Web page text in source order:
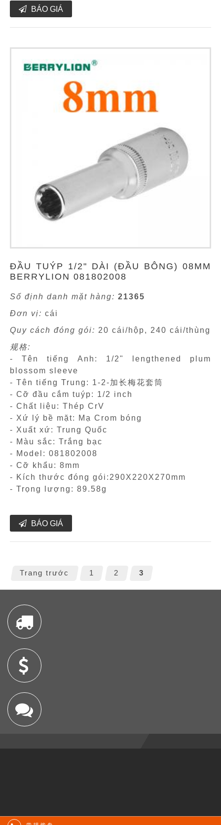
BÁO GIÁ
ĐẦU TUÝP 1/2" DÀI (ĐẦU BÔNG) 08MM
BERRYLION 081802008
Số định danh mặt hàng: 21365
Đơn vị: cái
Quy cách đóng gói: 20 cái/hộp, 240 cái/thùng
规格:
- Tên tiếng Anh: 1/2" lengthened plum
blossom sleeve
- Tên tiếng Trung: 1-2-加长梅花套筒
- Cỡ đầu cắm tuýp: 1/2 inch
- Chất liệu: Thép CrV
- Xứ lý bề mặt: Mạ Crom bóng
- Xuất xứ: Trung Quốc
- Màu sắc: Trắng bạc
- Model: 081802008
- Cỡ khẩu: 8mm
- Kích thước đóng gói:290X220X270mm
- Trọng lượng: 89.58g
BÁO GIÁ
Trang trước 1 2 3